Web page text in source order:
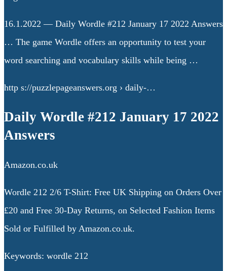
16.1.2022 — Daily Wordle #212 January 17 2022 Answers
… The game Wordle offers an opportunity to test your
word searching and vocabulary skills while being …
http s://puzzlepageanswers.org › daily-…
Daily Wordle #212 January 17 2022
Answers
Amazon.co.uk
Wordle 212 2/6 T-Shirt: Free UK Shipping on Orders Over
£20 and Free 30-Day Returns, on Selected Fashion Items
Sold or Fulfilled by Amazon.co.uk.
Keywords: wordle 212